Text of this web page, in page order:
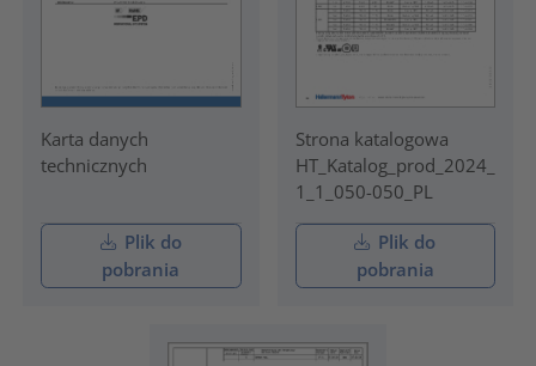
Karta danych
technicznych
Plik do
pobrania
Strona katalogowa
HT_Katalog_prod_2024_
1_1_050-050_PL
Plik do
pobrania